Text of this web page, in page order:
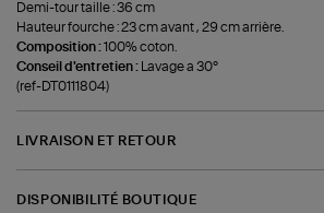
Demi-tour taille : 36 cm
Hauteur fourche : 23 cm avant , 29 cm arrière.
Composition :100% coton.
Conseil d'entretien : Lavage a 30°
(ref-DT0111804)
LIVRAISON ET RETOUR
DISPONIBILITÉ BOUTIQUE